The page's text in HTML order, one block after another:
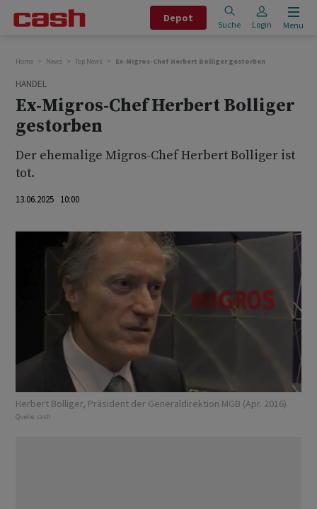
Depot
Suche Login Menu
Home News Top News Ex-Migros-Chef Herbert Bolliger gestorben
HANDEL
Ex-Migros-Chef Herbert Bolliger
gestorben
Der ehemalige Migros-Chef Herbert Bolliger ist
tot.
13.06.2025 10:00
Herbert Bolliger, Präsident der Generaldirektion MGB (Apr. 2016)
Quelle: cash